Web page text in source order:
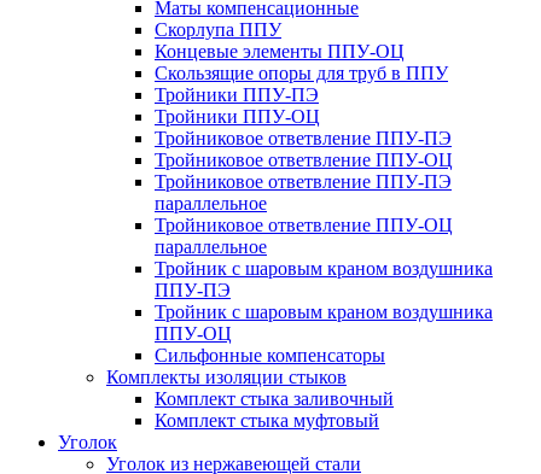
Маты компенсационные
Скорлупа ППУ
Концевые элементы ППУ-ОЦ
Скользящие опоры для труб в ППУ
Тройники ППУ-ПЭ
Тройники ППУ-ОЦ
Тройниковое ответвление ППУ-ПЭ
Тройниковое ответвление ППУ-ОЦ
Тройниковое ответвление ППУ-ПЭ
параллельное
Тройниковое ответвление ППУ-ОЦ
параллельное
Тройник с шаровым краном воздушника
ППУ-ПЭ
Тройник с шаровым краном воздушника
ППУ-ОЦ
Сильфонные компенсаторы
Комплекты изоляции стыков
Комплект стыка заливочный
Комплект стыка муфтовый
Уголок
Уголок из нержавеющей стали